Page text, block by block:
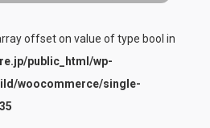
offset on value of type bool in
public_html/wp-
woocommerce/single-
35